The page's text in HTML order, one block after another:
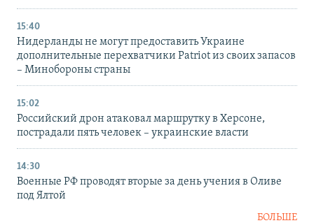
15:40
Нидерланды не могут предоставить Украине
дополнительные перехватчики Patriot из своих запасов
– Минобороны страны
15:02
Российский дрон атаковал маршрутку в Херсоне,
пострадали пять человек – украинские власти
14:30
Военные РФ проводят вторые за день учения в Оливе
под Ялтой
БОЛЬШЕ